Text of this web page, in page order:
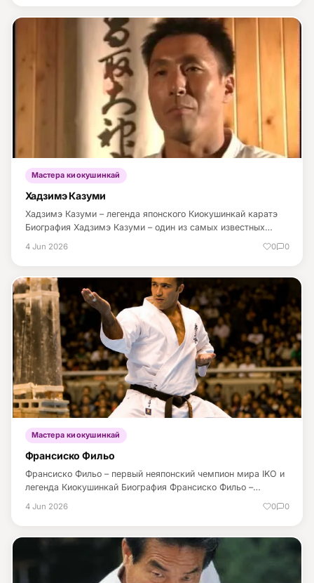
Мастера киокушинкай
Хадзимэ Казуми
Хадзимэ Казуми – легенда японского Киокушинкай каратэ
Биография Хадзимэ Казуми – один из самых известных…
4 Jun 2026 0 0
Мастера киокушинкай
Франсиско Фильо
Франсиско Фильо – первый неяпонский чемпион мира IKO и
легенда Киокушинкай Биография Франсиско Фильо –…
4 Jun 2026 0 0